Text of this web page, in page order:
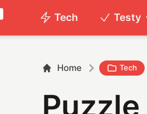
Tech Testy
Home Tech